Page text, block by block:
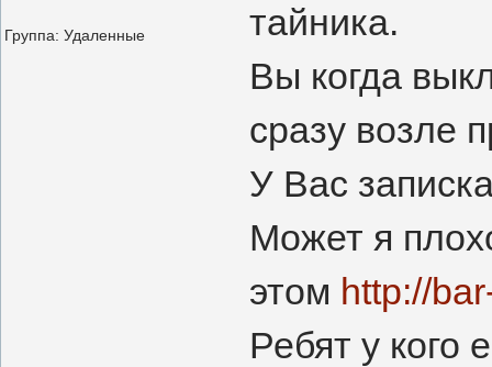
Группа: Удаленные
тайника.
Вы когда
сразу возле
У Вас
Может я
этом http://
Ребят у кого